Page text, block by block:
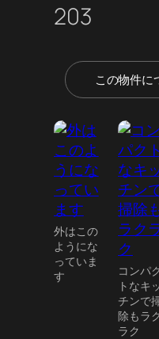
203
この物件に
外はこの
ようにな
っていま
す
コンパ
トなキ
チンで
除もラ
ラク